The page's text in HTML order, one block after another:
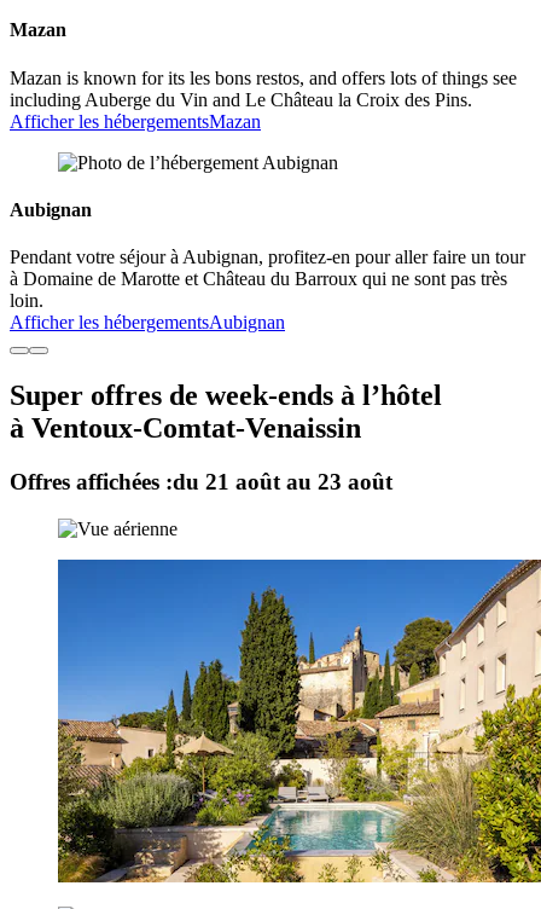
Mazan
Mazan is known for its les bons restos, and offers lots of things see
including Auberge du Vin and Le Château la Croix des Pins.
Afficher les hébergementsMazan
Aubignan
Pendant votre séjour à Aubignan, profitez-en pour aller faire un tour
à Domaine de Marotte et Château du Barroux qui ne sont pas très
loin.
Afficher les hébergementsAubignan
Super offres de week-ends à l’hôtel
à Ventoux-Comtat-Venaissin
Offres affichées :du 21 août au 23 août